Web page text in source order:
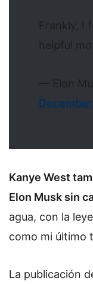
Frankly, I
helpful
— Elon
Kanye West
Elon Musk sin
agua, con la
como mi último
La publicación